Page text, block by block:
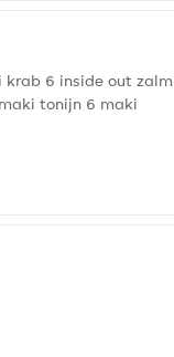
6 inside out zalm
tonijn 6 maki